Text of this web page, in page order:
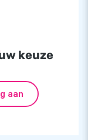
keuze
aan